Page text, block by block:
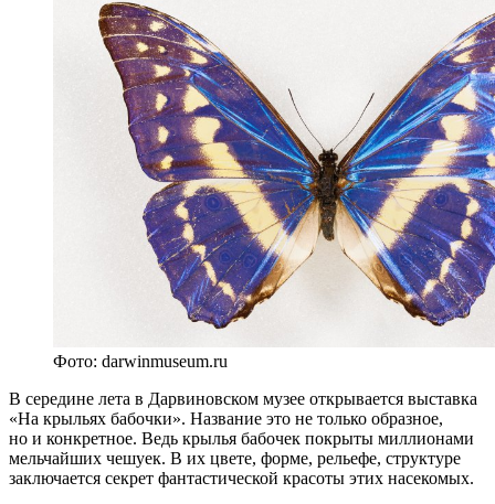
Фото: darwinmuseum.ru
В середине лета в Дарвиновском музее открывается выставка
«На крыльях бабочки». Название это не только образное,
но и конкретное. Ведь крылья бабочек покрыты миллионами
мельчайших чешуек. В их цвете, форме, рельефе, структуре
заключается секрет фантастической красоты этих насекомых.